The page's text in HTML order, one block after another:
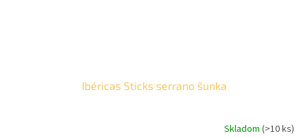
Ibéricas Sticks serrano šunka
Skladom(>10 ks)